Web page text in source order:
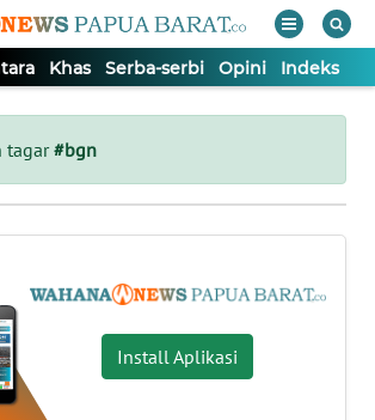
Khas Serba-serbi Opini Indeks
tagar#bgn
Install Aplikasi